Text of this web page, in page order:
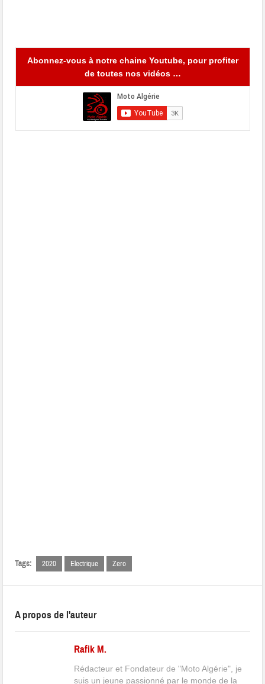
Abonnez-vous à notre chaine Youtube, pour profiter
de toutes nos vidéos …
Tags: 2020 Electrique Zero
A propos de l'auteur
Rafik M.
Rédacteur et Fondateur de "Moto Algérie", je
suis un jeune passionné par le monde de la